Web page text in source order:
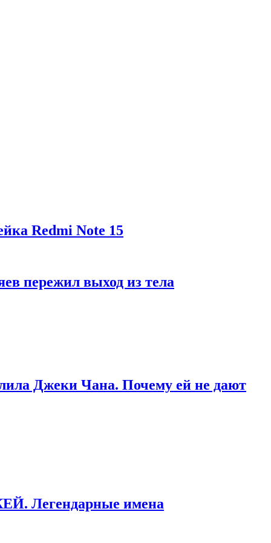
Redmi Note 15
пережил выход из тела
Джеки Чана. Почему ей не дают
Легендарные имена